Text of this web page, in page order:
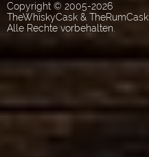
Copyright © 2005-2026
TheWhiskyCask & TheRumCask
Alle Rechte vorbehalten.